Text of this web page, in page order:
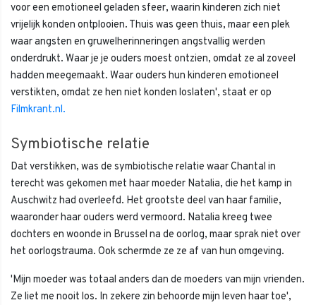
voor een emotioneel geladen sfeer, waarin kinderen zich niet
vrijelijk konden ontplooien. Thuis was geen thuis, maar een plek
waar angsten en gruwelherinneringen angstvallig werden
onderdrukt. Waar je je ouders moest ontzien, omdat ze al zoveel
hadden meegemaakt. Waar ouders hun kinderen emotioneel
verstikten, omdat ze hen niet konden loslaten', staat er op
Filmkrant.nl.
Symbiotische relatie
Dat verstikken, was de symbiotische relatie waar Chantal in
terecht was gekomen met haar moeder Natalia, die het kamp in
Auschwitz had overleefd. Het grootste deel van haar familie,
waaronder haar ouders werd vermoord. Natalia kreeg twee
dochters en woonde in Brussel na de oorlog, maar sprak niet over
het oorlogstrauma. Ook schermde ze ze af van hun omgeving.
'Mijn moeder was totaal anders dan de moeders van mijn vrienden.
Ze liet me nooit los. In zekere zin behoorde mijn leven haar toe',